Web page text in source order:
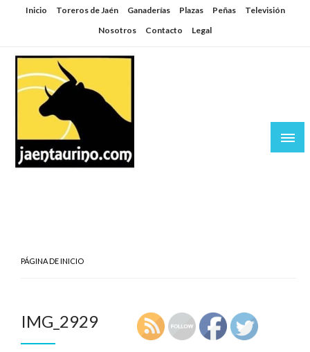
SaltarInicio Toreros de Jaén Ganaderías Plazas Peñas
Televisión
Nosotros
Contacto Legal
PÁGINA DE INICIO
IMG_2929